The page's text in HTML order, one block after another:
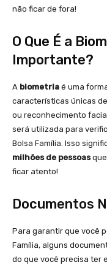
não ficar de fora!
O Que É a
Importante?
A biometria é uma
características únicas
ou reconhecimento
será utilizada para
Bolsa Família. Isso
milhões de pessoasque
ficar atento!
Documentos
Para garantir que você
Família, alguns
do que você precisa ter